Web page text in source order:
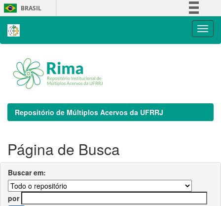
Skip
navigation
BRASIL
Repositório de Múltiplos Acervos da UFRRJ
Página de Busca
Buscar em:
por